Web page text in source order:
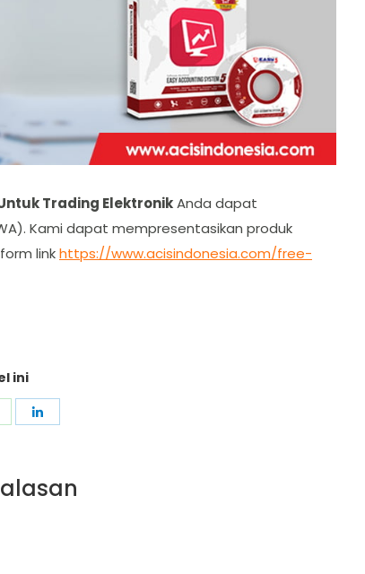
Trading ElektronikAnda dapat
Kami dapat mempresentasikan produk
linkhttps://www.acisindonesia.com/free-
ini
Share